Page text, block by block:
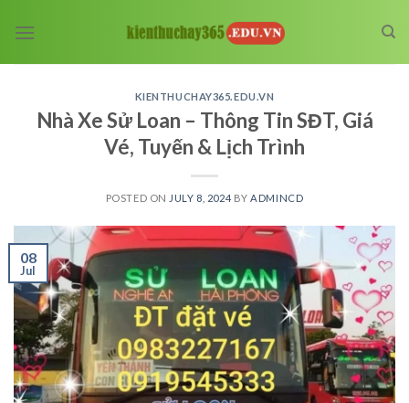
KIENTHUCHAY365.EDU.VN
Nhà Xe Sử Loan – Thông Tin SĐT, Giá
Vé, Tuyến & Lịch Trình
POSTED ON JULY 8, 2024 BY ADMINCD
08
Jul